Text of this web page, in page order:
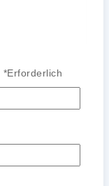
für
*Erforderlich